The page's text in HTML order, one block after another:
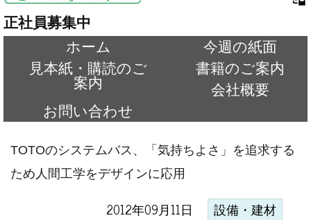
正社員募集中
ホーム
今週の紙面
見本紙・購読のご
案内
書籍のご案内
会社概要
お問い合わせ
TOTOのシステムバス、「気持ちよさ」を追求する
ため人間工学をデザインに応用
2012年09月11日 設備・建材